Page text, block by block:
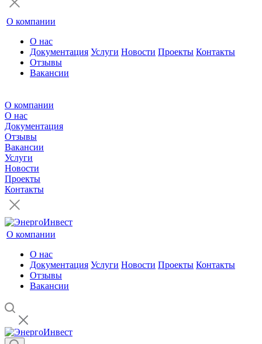
О компании
О нас
Документация
Отзывы
Вакансии
Услуги Новости Проекты Контакты
О компании
О нас
Документация
Отзывы
Вакансии
Услуги
Новости
Проекты
Контакты
О компании
О нас
Документация
Отзывы
Вакансии
Услуги Новости Проекты Контакты